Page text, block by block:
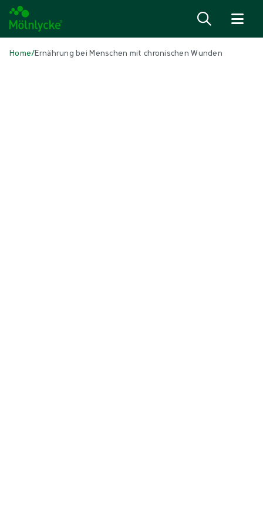
Home/Ernährung bei Menschen mit chronischen Wunden